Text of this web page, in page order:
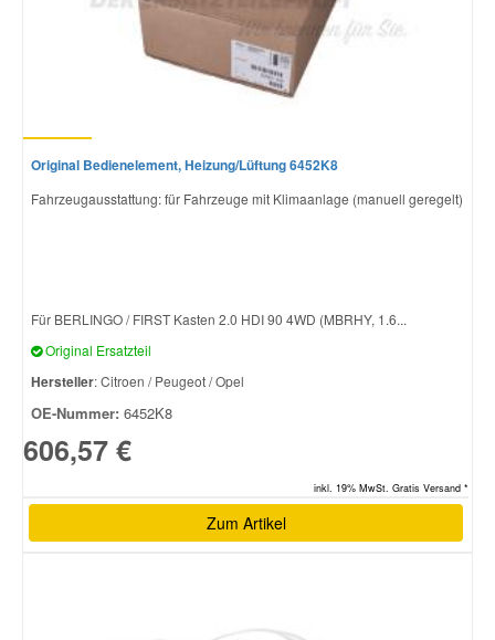
Original Bedienelement, Heizung/Lüftung 6452K8
Fahrzeugausstattung: für Fahrzeuge mit Klimaanlage (manuell geregelt)
Für BERLINGO / FIRST Kasten 2.0 HDI 90 4WD (MBRHY, 1.6...
Original Ersatzteil
Hersteller: Citroen / Peugeot / Opel
OE-Nummer: 6452K8
606,57 €
inkl. 19% MwSt. Gratis Versand *
Zum Artikel
Porsche Ersatzteile
Seat Ersatzteile
Skoda Ersatzteile
Smart Ersatzteile
Toyota Ersatzteile
Vauxhall Ersatzteile
Volvo Ersatzteile